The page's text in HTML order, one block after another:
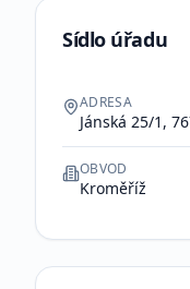
Sídlo úřadu
ADRESA
Jánská 25/1,
OBVOD
Kroměříž